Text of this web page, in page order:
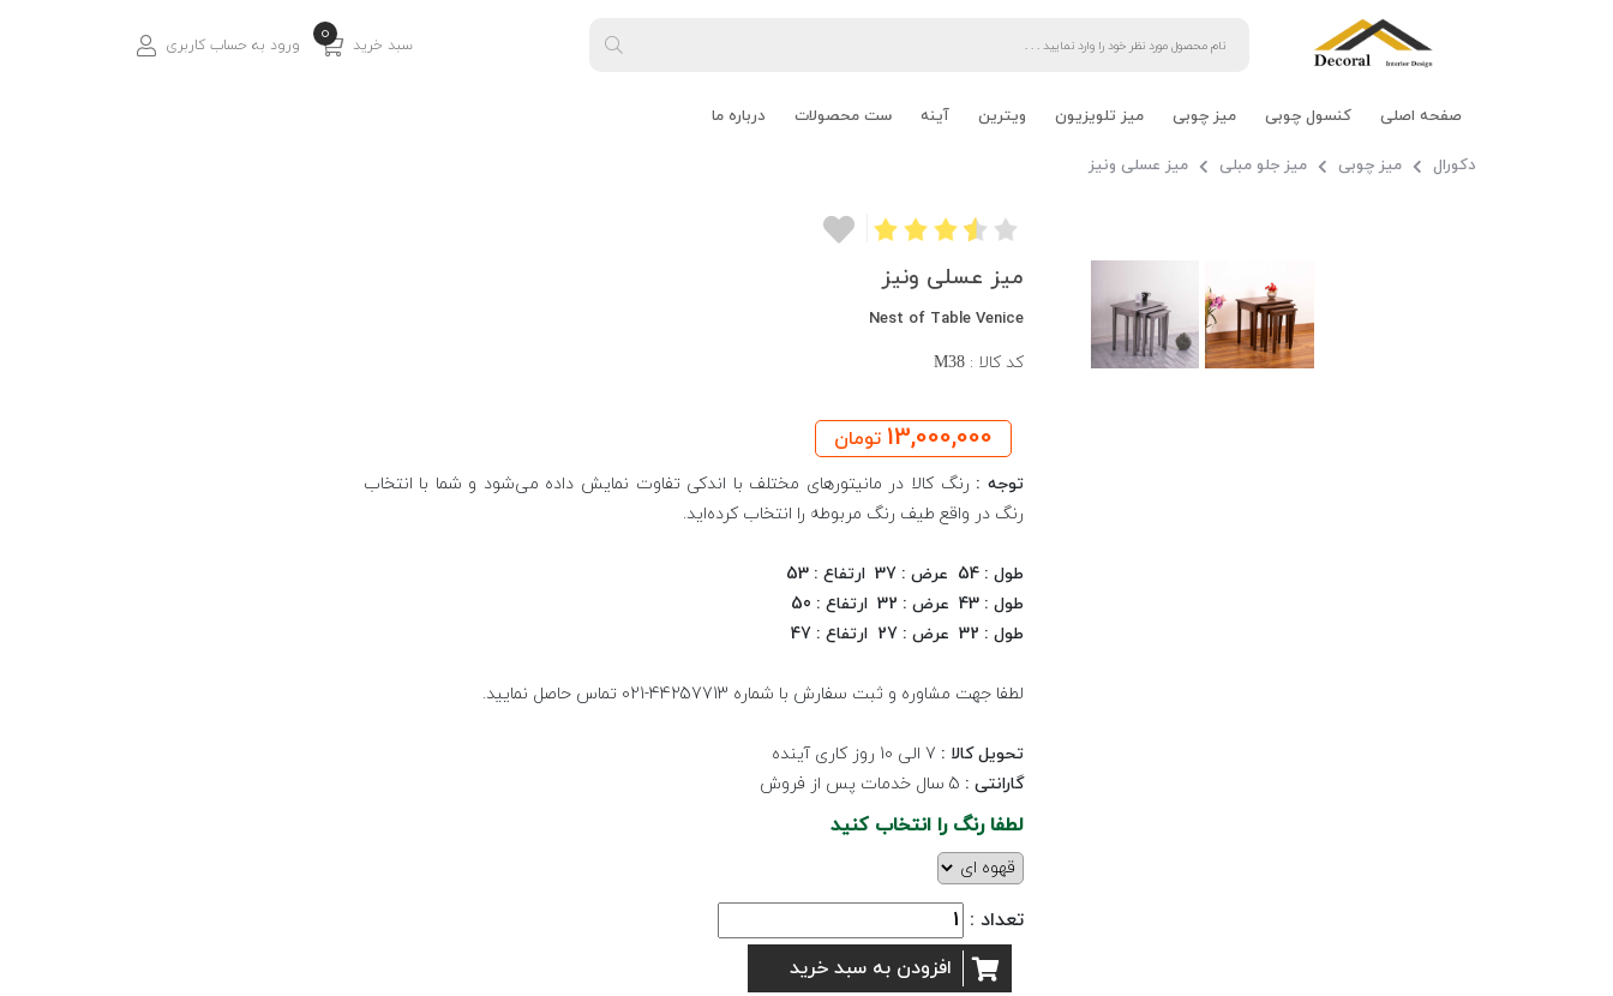
سبد خرید 0 ورود به حساب کاربری
صفحه اصلی کنسول چوبی میز چوبی میز تلویزیون ویترین آینه ست محصولات درباره ما
دکورال میز چوبی میز جلو مبلی میز عسلی ونیز
میز عسلی ونیز
Nest of Table Venice
کد کالا :M38
13,000,000 تومان
توجه : رنگ کالا در مانیتورهای مختلف با اندکی تفاوت نمایش داده می‌شود و شما با انتخاب
رنگ در واقع طیف رنگ مربوطه را انتخاب کرده‌اید.
طول : 54 عرض : 37 ارتفاع : 53
طول : 43 عرض : 32 ارتفاع : 50
طول : 32 عرض : 27 ارتفاع : 47
لطفا جهت مشاوره و ثبت سفارش با شماره 44257713-021 تماس حاصل نمایید.
تحویل کالا :
گارانتی :
لطفا رنگ را انتخاب کنید
تعداد :
افزودن به سبد خرید